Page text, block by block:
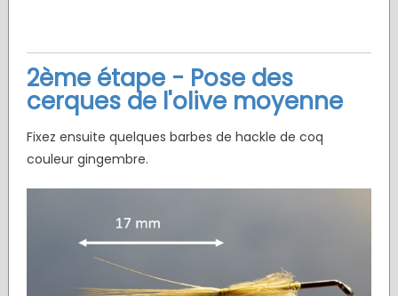
2ème étape - Pose des
cerques de l'olive moyenne
Fixez ensuite quelques barbes de hackle de coq
couleur gingembre.